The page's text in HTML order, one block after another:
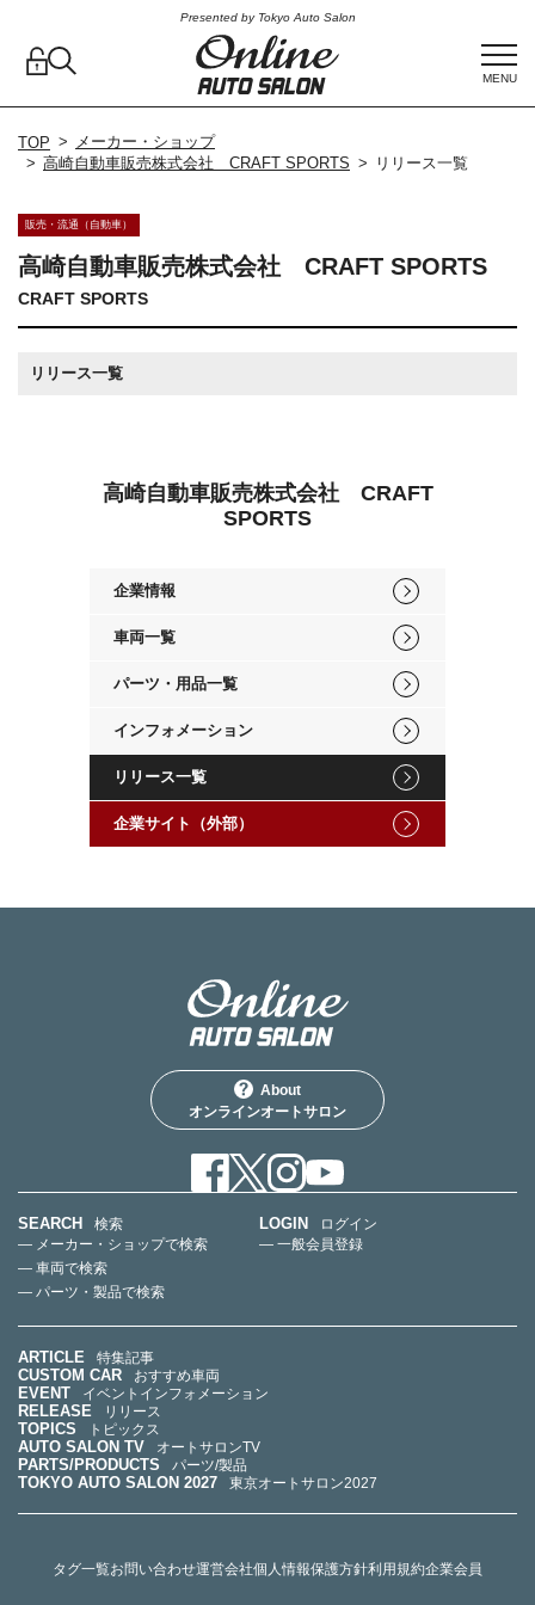
Presented by Tokyo Auto Salon
MENU
TOP
メーカー・ショップ
高崎自動車販売株式会社 CRAFT SPORTS
リリース一覧
販売・流通（自動車）
高崎自動車販売株式会社 CRAFT SPORTS
CRAFT SPORTS
リリース一覧
高崎自動車販売株式会社 CRAFT
SPORTS
企業情報
車両一覧
パーツ・用品一覧
インフォメーション
リリース一覧
企業サイト（外部）
About
オンラインオートサロン
SEARCH
検索
— メーカー・ショップで検索
— 車両で検索
— パーツ・製品で検索
LOGIN
ログイン
— 一般会員登録
ARTICLE 特集記事
CUSTOM CAR おすすめ車両
EVENT イベントインフォメーション
RELEASE リリース
TOPICS トピックス
AUTO SALON TV オートサロンTV
PARTS/PRODUCTS パーツ/製品
TOKYO AUTO SALON 2027 東京オートサロン2027
タグ一覧お問い合わせ運営会社個人情報保護方針利用規約企業会員